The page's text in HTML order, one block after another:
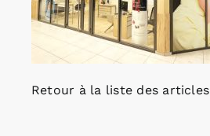
Retour à la liste des articles